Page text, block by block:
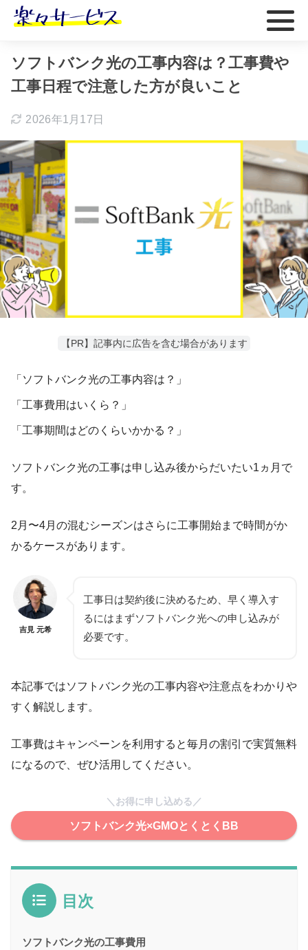
ホーム おすすめ
ソフトバンク光の工事内容は？工事費や
工事日程で注意した方が良いこと
2026年1月17日
【PR】記事内に広告を含む場合があります
「ソフトバンク光の工事内容は？」
「工事費用はいくら？」
「工事期間はどのくらいかかる？」
ソフトバンク光の工事は申し込み後からだいたい1ヵ月 で
す。
2月〜4月の混むシーズンはさらに工事開始まで時間がか
かるケースがあります。
吉見 元希
工事日は契約後に決めるため、早く導入す
るには まずソフトバンク光への申し込みが
必要です。
本記事ではソフトバンク光の工事内容や注意点をわかりや
すく解説します。
工事費はキャンペーンを利用すると毎月の割引で実質無料
になるので、ぜひ活用してください。
＼お得に申し込める／
ソフトバンク光×GMOとくとくBB
目次
ソフトバンク光の工事費用